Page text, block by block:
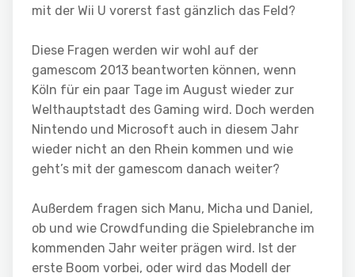
mit der Wii U vorerst fast gänzlich das Feld?
Diese Fragen werden wir wohl auf der
gamescom 2013 beantworten können, wenn
Köln für ein paar Tage im August wieder zur
Welthauptstadt des Gaming wird. Doch werden
Nintendo und Microsoft auch in diesem Jahr
wieder nicht an den Rhein kommen und wie
geht’s mit der gamescom danach weiter?
Außerdem fragen sich Manu, Micha und Daniel,
ob und wie Crowdfunding die Spielebranche im
kommenden Jahr weiter prägen wird. Ist der
erste Boom vorbei, oder wird das Modell der